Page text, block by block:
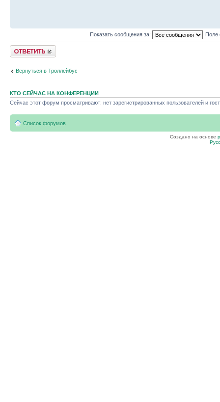
Показать сообщения за: Поле
Ответить
Вернуться в Троллейбус
КТО СЕЙЧАС НА КОНФЕРЕНЦИИ
Сейчас этот форум просматривают: нет зарегистрированных пользователей и
Список форумов
Создано на основе